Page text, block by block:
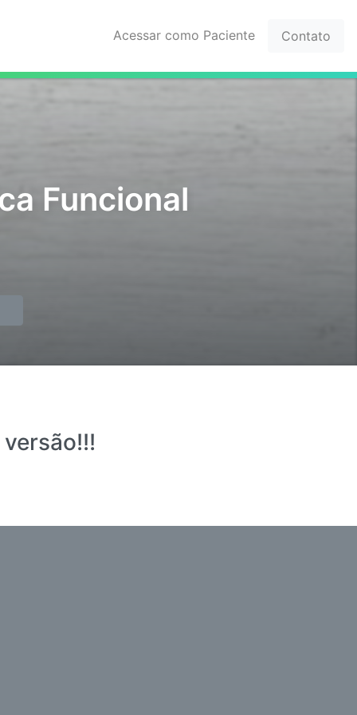
Acessar como Paciente Contato
Funcional